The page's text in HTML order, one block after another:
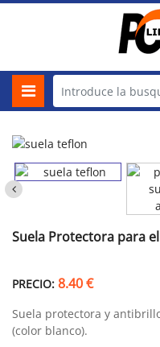
Suela Protectora para
PRECIO: 8.40 €
Suela protectora y
(color blanco).